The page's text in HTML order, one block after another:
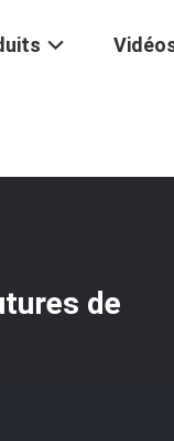
De Boutures
de